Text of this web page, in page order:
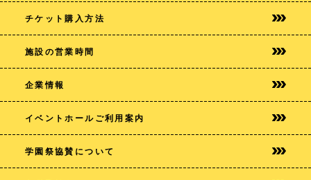
チケット購入方法
施設の営業時間
企業情報
イベントホールご利用案内
学園祭協賛について